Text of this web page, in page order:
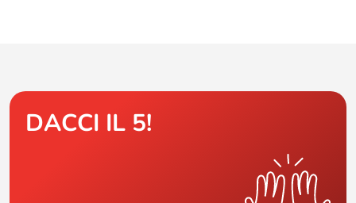
DACCI IL 5!